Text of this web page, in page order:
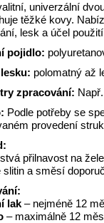
univerzální
těžké kovy.
lesk a účel
pojidlo:
polomatný až
zpracování:
Podle potřeby se
provedení
přilnavost na
slitin a směsí
lak – nejméně 12
– maximálně 12